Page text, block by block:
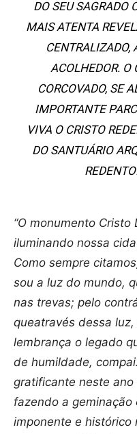
DO SEU SAGRADO
MAIS ATENTA
CENTRALIZADO,
ACOLHEDOR. O
CORCOVADO, SE
IMPORTANTE
VIVA O CRISTO
DO SANTUÁRIO
“O monumento
iluminando nossa
Como sempre
sou a luz do mundo,
nas trevas; pelo
queatravés dessa
lembrança o legado
de humildade,
gratificante neste
fazendo a geminação
imponente e histórico